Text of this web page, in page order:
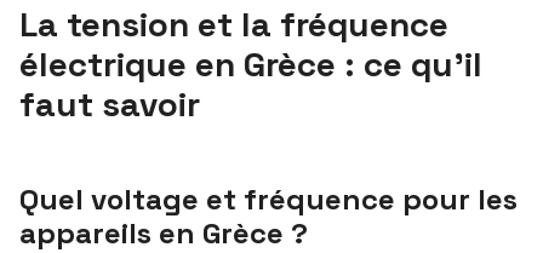
La tension et la fréquence
électrique en Grèce : ce qu’il
faut savoir
Quel voltage et fréquence pour les
appareils en Grèce ?